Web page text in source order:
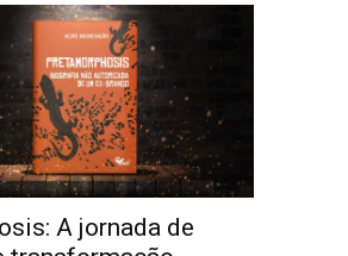
A jornada de